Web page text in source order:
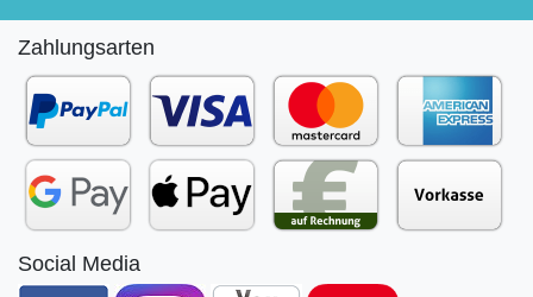
Zahlungsarten
Social Media